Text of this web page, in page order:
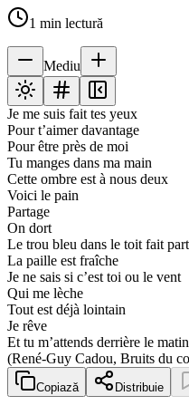
1 min lectură
Mediu
Je me suis fait tes yeux
Pour t’aimer davantage
Pour être près de moi
Tu manges dans ma main
Cette ombre est à nous deux
Voici le pain
Partage
On dort
Le trou bleu dans le toit fait
La paille est fraîche
Je ne sais si c’est toi ou le vent
Qui me lèche
Tout est déjà lointain
Je rêve
Et tu m’attends derrière le
(René-Guy Cadou, Bruits du
Copiază Distribuie